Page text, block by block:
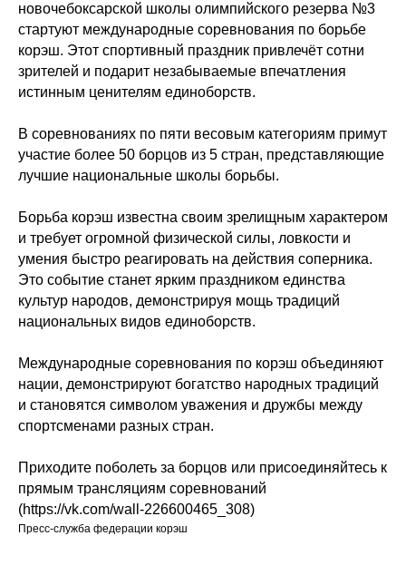
новочебоксарской школы олимпийского резерва №3
стартуют международные соревнования по борьбе
корэш. Этот спортивный праздник привлечёт сотни
зрителей и подарит незабываемые впечатления
истинным ценителям единоборств.
В соревнованиях по пяти весовым категориям примут
участие более 50 борцов из 5 стран, представляющие
лучшие национальные школы борьбы.
Борьба корэш известна своим зрелищным характером
и требует огромной физической силы, ловкости и
умения быстро реагировать на действия соперника.
Это событие станет ярким праздником единства
культур народов, демонстрируя мощь традиций
национальных видов единоборств.
Международные соревнования по корэш объединяют
нации, демонстрируют богатство народных традиций
и становятся символом уважения и дружбы между
спортсменами разных стран.
Приходите поболеть за борцов или присоединяйтесь к
прямым трансляциям соревнований
(https://vk.com/wall-226600465_308)
Пресс-служба федерации корэш